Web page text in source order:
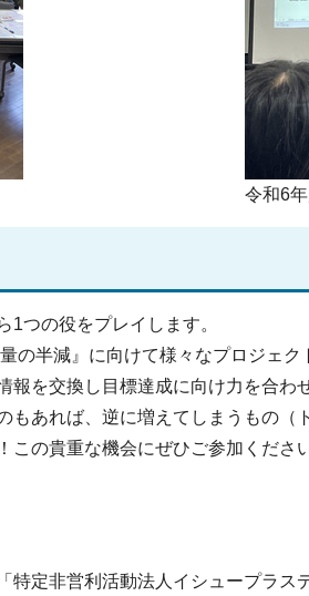
令和6
1つの役をプレイします。
の半減』に向けて様々なプロジェク
を交換し目標達成に向け力を合わ
もあれば、逆に増えてしまうもの（
この貴重な機会にぜひご参加くださ
特定非営利活動法人イシュープラス